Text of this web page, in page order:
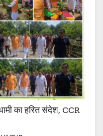
का हरित संदेश, CCR